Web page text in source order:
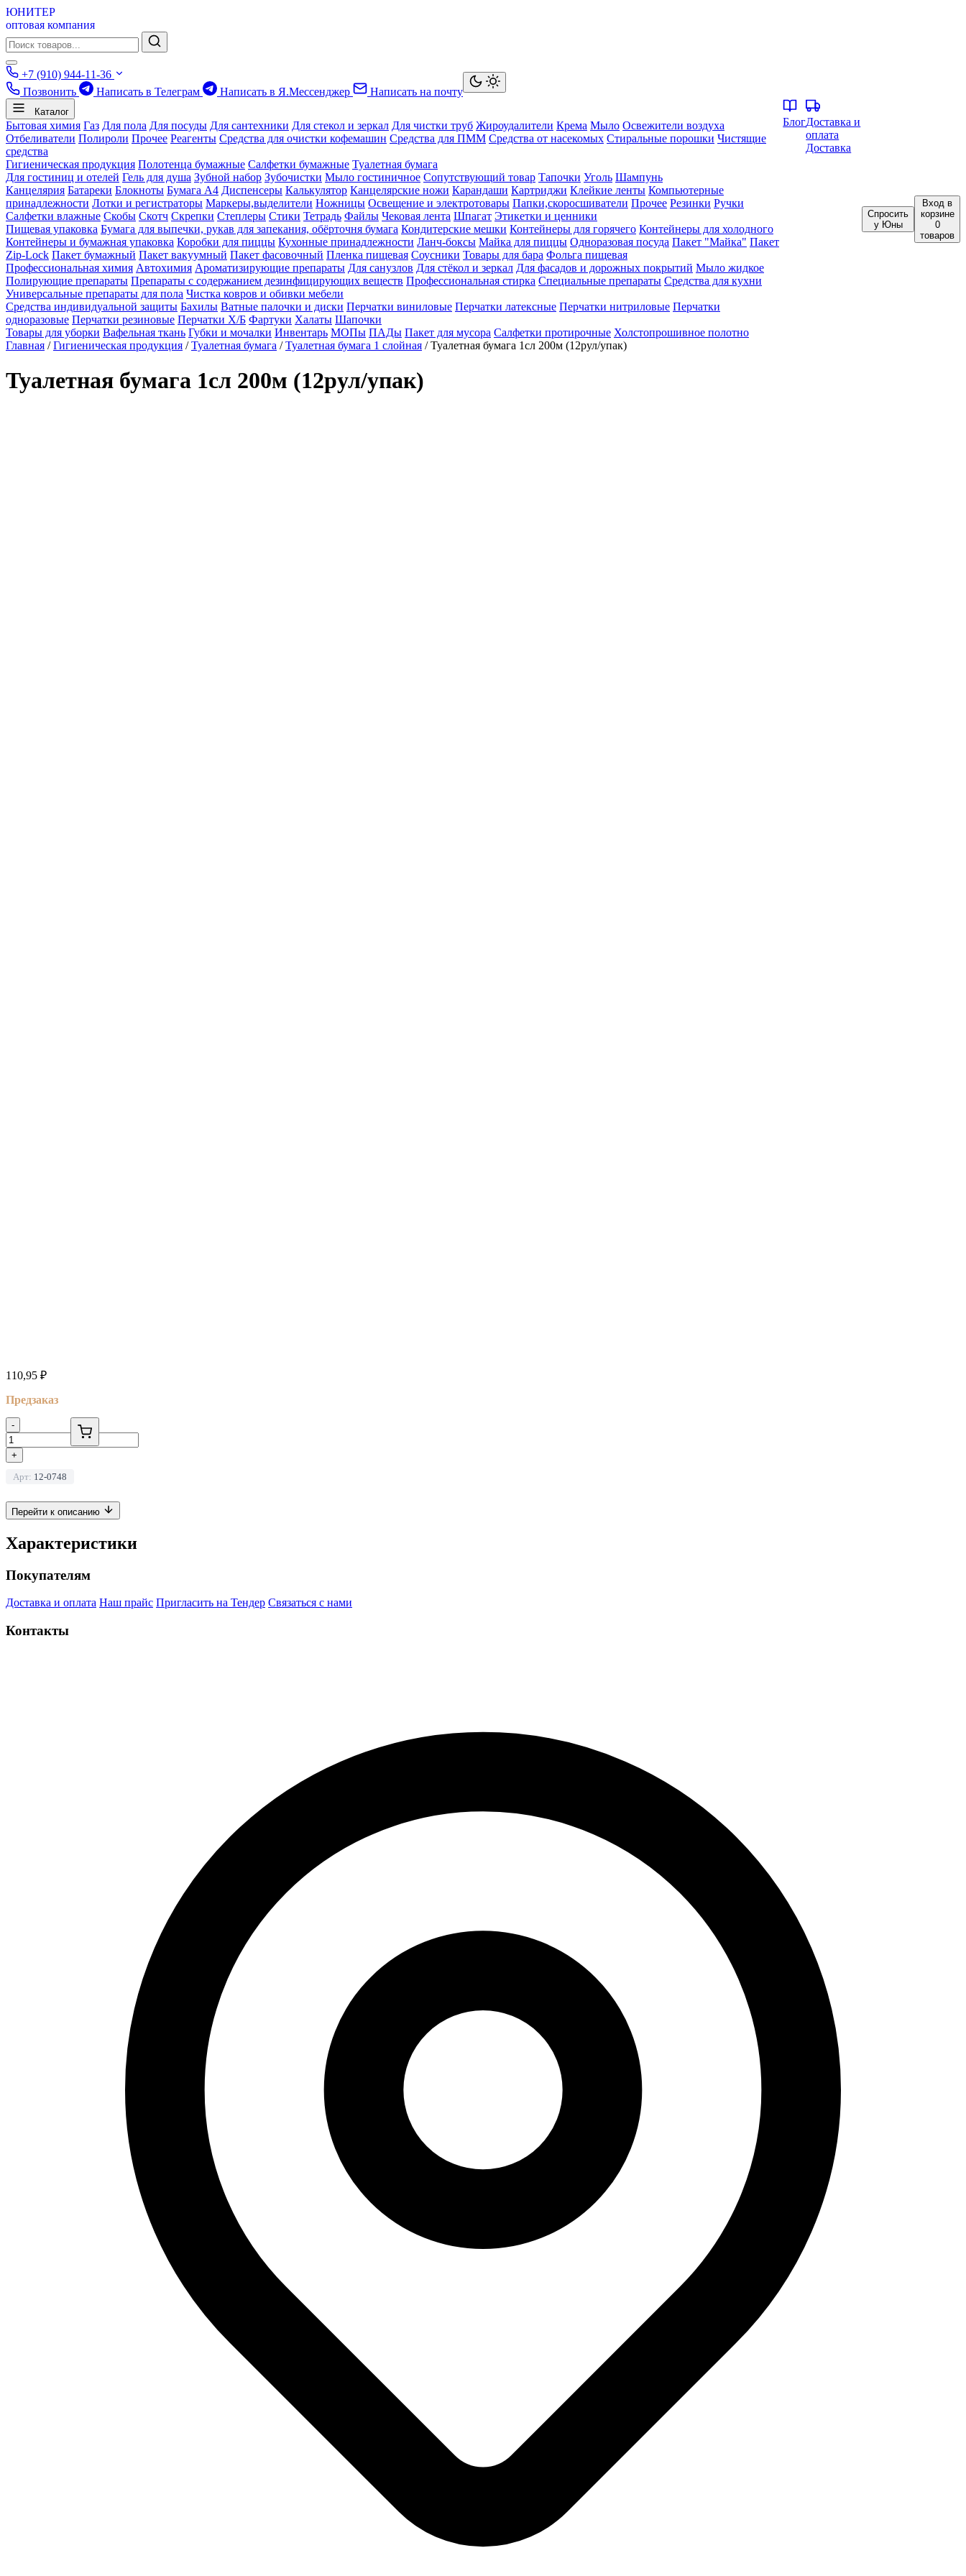
ЮНИТЕР
оптовая компания
+7 (910) 944-11-36
Позвонить
Написать в Телеграм Написать в Я.Мессенджер Написать на почту
Каталог
Бытовая химия Газ Для пола Для посуды Для сантехники Для стекол и зеркал Для чистки труб Жироудалители Крема Мыло Освежители воздуха
Отбеливатели Полироли Прочее Реагенты Средства для очистки кофемашин Средства для ПММ Средства от насекомых Стиральные порошки Чистящие
средства
Гигиеническая продукция Полотенца бумажные Салфетки бумажные Туалетная бумага
Для гостиниц и отелей Гель для душа Зубной набор Зубочистки Мыло гостиничное Сопутствующий товар Тапочки Уголь Шампунь
Канцелярия Батареки Блокноты Бумага А4 Диспенсеры Калькулятор Канцелярские ножи Карандаши Картриджи Клейкие ленты Компьютерные
принадлежности Лотки и регистраторы Маркеры,выделители Ножницы Освещение и электротовары Папки,скоросшиватели Прочее Резинки Ручки
Салфетки влажные Скобы Скотч Скрепки Степлеры Стики Тетрадь Файлы Чековая лента Шпагат Этикетки и ценники
Пищевая упаковка Бумага для выпечки, рукав для запекания, обёрточня бумага Кондитерские мешки Контейнеры для горячего Контейнеры для холодного
Контейнеры и бумажная упаковка Коробки для пиццы Кухонные принадлежности Ланч-боксы Майка для пиццы Одноразовая посуда Пакет "Майка" Пакет
Zip-Lock Пакет бумажный Пакет вакуумный Пакет фасовочный Пленка пищевая Соусники Товары для бара Фольга пищевая
Профессиональная химия Автохимия Ароматизирующие препараты Для санузлов Для стёкол и зеркал Для фасадов и дорожных покрытий Мыло жидкое
Полирующие препараты Препараты с содержанием дезинфицирующих веществ Профессиональная стирка Специальные препараты Средства для кухни
Универсальные препараты для пола Чистка ковров и обивки мебели
Средства индивидуальной защиты Бахилы Ватные палочки и диски Перчатки виниловые Перчатки латексные Перчатки нитриловые Перчатки
одноразовые Перчатки резиновые Перчатки Х/Б Фартуки Халаты Шапочки
Товары для уборки Вафельная ткань Губки и мочалки Инвентарь МОПы ПАДы Пакет для мусора Салфетки протирочные Холстопрошивное полотно
БлогДоставка и
оплата
Доставка
Спросить
у Юны
Вход в
корзине
0
товаров
Главная /Гигиеническая продукция /Туалетная бумага /Туалетная бумага 1 слойная / Туалетная бумага 1сл 200м (12рул/упак)
Туалетная бумага 1сл 200м (12рул/упак)
110,95 ₽
Предзаказ
-
+
Арт: 12-0748
Перейти к описанию
Характеристики
Покупателям
Доставка и оплата Наш прайс Пригласить на Тендер Связаться с нами
Контакты